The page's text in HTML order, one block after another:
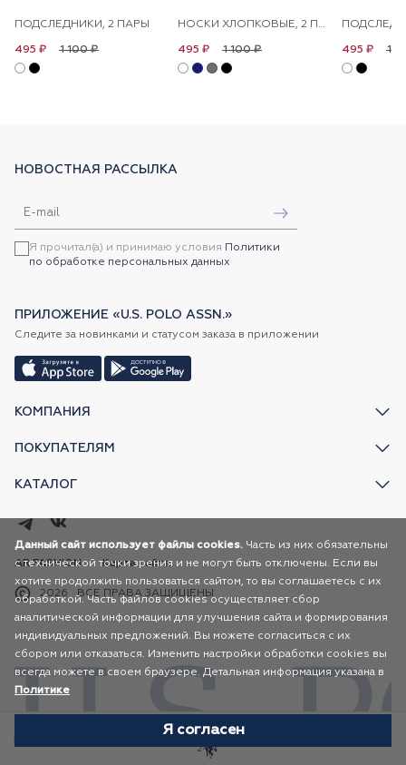
ПОДСЛЕДНИКИ, 2 ПАРЫ
1 100 ₽
495 ₽
НОСКИ ХЛОПКОВЫЕ, 2 ПАРЫ
1 100 ₽
495 ₽ 1
495 ₽
КОМПАНИЯ
ПОКУПАТЕЛЯМ
КАТАЛОГ
НОВОСТНАЯ РАССЫЛКА
Я прочитал(а) и принимаю условия Политики
по обработке персональных данных
ПРИЛОЖЕНИЕ «U.S. POLO ASSN.»
Следите за новинками и статусом заказа в приложении
2026 ВСЕ ПРАВА ЗАЩИЩЕНЫ
AR FASHION Карта сайта
Данный сайт использует файлы cookies. Часть из них обязательны
с технической точки зрения и не могут быть отключены. Если вы
хотите продолжить пользоваться сайтом, то вы соглашаетесь с их
обработкой. Часть файлов cookies осуществляет сбор
аналитической информации для улучшения сайта и формирования
индивидуальных предложений. Вы можете согласиться с их
сбором или отказаться. Изменить настройки обработки cookies вы
всегда можете в своем браузере. Детальная информация указана в
Политике
Я согласен